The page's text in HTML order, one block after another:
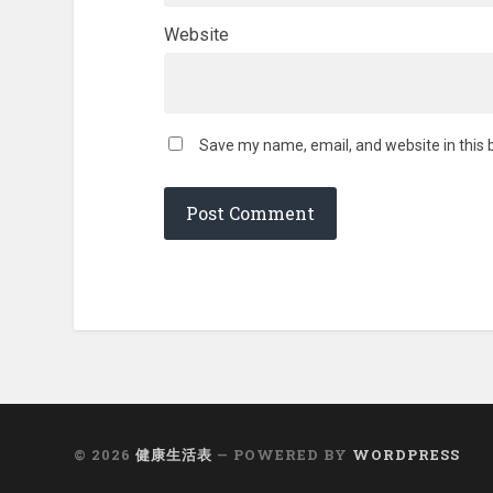
Website
Save my name, email, and website in
© 2026健康生活表 — POWERED BY WORDPRESS